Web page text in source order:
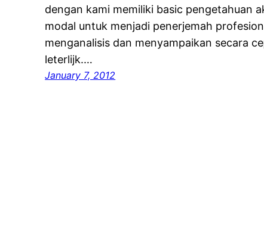
dengan kami memiliki basic pengetahuan
modal untuk menjadi penerjemah
menganalisis dan menyampaikan secara
leterlijk.…
January 7, 2012